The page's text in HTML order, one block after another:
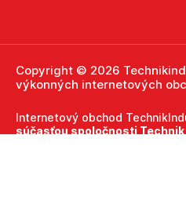
Internetový obchod
súčasťou spoločnosti Technik
Copyright © 2026
výkonných internetových